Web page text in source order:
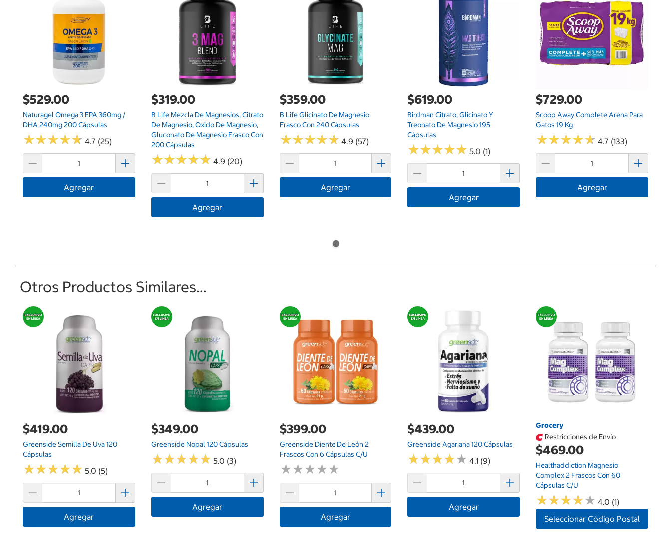
$529.00
Naturagel Omega 3 EPA 360mg /
DHA 240mg 200 Cápsulas
★★★★★
★★★★★ 4.7 (25)
Agregar
$319.00
B Life Mezcla De Magnesios, Citrato
De Magnesio, Oxido De Magnesio,
Gluconato De Magnesio Frasco Con
200 Cápsulas
★★★★★
★★★★★ 4.9 (20)
Agregar
$359.00
B Life Glicinato De Magnesio
Frasco Con 240 Cápsulas
★★★★★
★★★★★ 4.9 (57)
Agregar
$619.00
Birdman Citrato, Glicinato Y
Treonato De Magnesio 195
Cápsulas
★★★★★
★★★★★ 5.0 (1)
Agregar
$729.00
Scoop Away Complete Arena Para
Gatos 19 Kg
★★★★★
★★★★★ 4.7 (133)
Agregar
Otros Productos Similares...
$419.00
Greenside Semilla De Uva 120
Cápsulas
★★★★★
★★★★★ 5.0 (5)
Agregar
$349.00
Greenside Nopal 120 Cápsulas
★★★★★
★★★★★ 5.0 (3)
Agregar
$399.00
Greenside Diente De León 2
Frascos Con 6 Cápsulas C/u
★★★★★
★★★★★
Agregar
$439.00
Greenside Agariana 120 Cápsulas
★★★★★
★★★★★ 4.1 (9)
Agregar
Grocery
Restricciones de Envío
$469.00
Healthaddiction Magnesio
Complex 2 Frascos Con 60
Cápsulas C/u
★★★★★
★★★★★ 4.0 (1)
Seleccionar Código Postal